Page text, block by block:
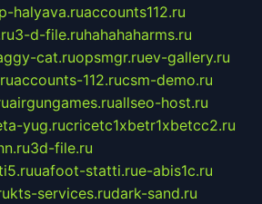
halyava.ruaccounts112.ru
3-d-file.ruhahahaharms.ru
cat.ruopsmgr.ruev-gallery.ru
accounts-112.rucsm-demo.ru
airgungames.ruallseo-host.ru
yug.rucricetc1xbetr1xbetcc2.ru
3d-file.ru
uafoot-statti.rue-abis1c.ru
kts-services.rudark-sand.ru